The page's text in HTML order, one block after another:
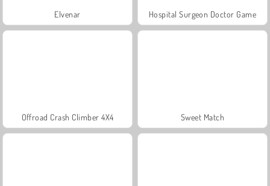
Elvenar Hospital Surgeon Doctor Game
Offroad Crash Climber 4X4 Sweet Match